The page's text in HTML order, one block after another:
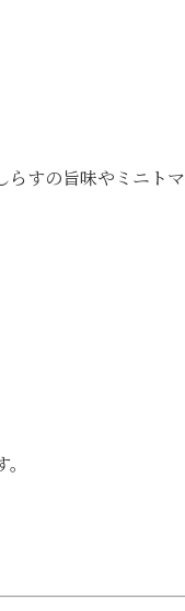
らすの旨味やミニトマ